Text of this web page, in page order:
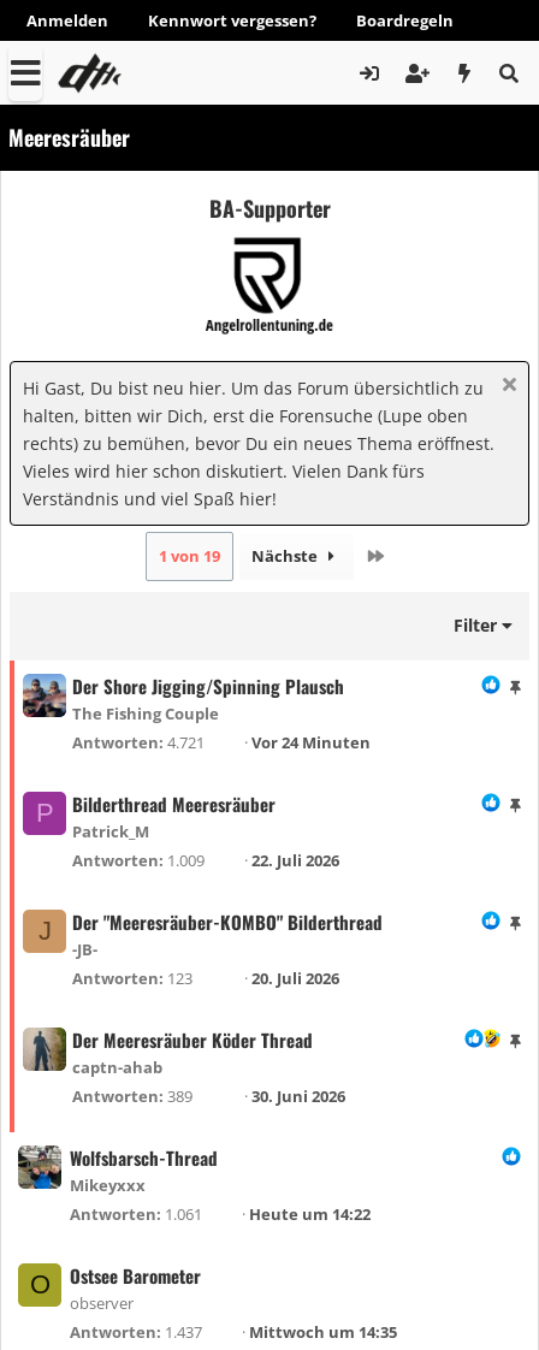
Anmelden Kennwort vergessen? Boardregeln
Meeresräuber
BA-Supporter
Hi Gast, Du bist neu hier. Um das Forum übersichtlich zu
halten, bitten wir Dich, erst die Forensuche (Lupe oben
rechts) zu bemühen, bevor Du ein neues Thema eröffnest.
Vieles wird hier schon diskutiert. Vielen Dank fürs
Verständnis und viel Spaß hier!
1 von 19 Nächste
Filter
A
t
Der Shore Jigging/Spinning Plausch
The Fishing Couple
Antworten 4.721 Vor 24 Minuten
P
A
t
Bilderthread Meeresräuber
Patrick_M
Antworten 1.009 22. Juli 2026
J
A
t
Der "Meeresräuber-KOMBO" Bilderthread
-JB-
Antworten 123 20. Juli 2026
A
Der Meeresräuber Köder Thread
captn-ahab
Antworten 389 30. Juni 2026
Wolfsbarsch-Thread
Mikeyxxx
Antworten 1.061 Heute um 14:22
O Ostsee Barometer
observer
Antworten 1.437 Mittwoch um 14:35